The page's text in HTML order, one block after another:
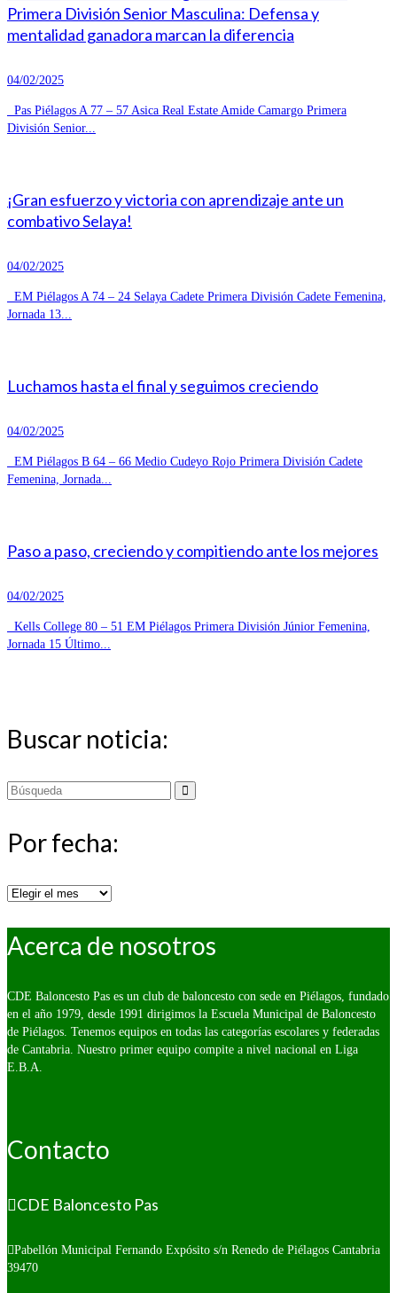
Primera División Senior Masculina: Defensa y
mentalidad ganadora marcan la diferencia
04/02/2025
Pas Piélagos A 77 – 57 Asica Real Estate Amide Camargo Primera
División Senior...
¡Gran esfuerzo y victoria con aprendizaje ante un
combativo Selaya!
04/02/2025
EM Piélagos A 74 – 24 Selaya Cadete Primera División Cadete Femenina,
Jornada 13...
Luchamos hasta el final y seguimos creciendo
04/02/2025
EM Piélagos B 64 – 66 Medio Cudeyo Rojo Primera División Cadete
Femenina, Jornada...
Paso a paso, creciendo y compitiendo ante los mejores
04/02/2025
Kells College 80 – 51 EM Piélagos Primera División Júnior Femenina,
Jornada 15 Último...
Buscar noticia:
Buscar
Por fecha:
Por
Acerca de nosotros
CDE Baloncesto Pas es un club de baloncesto con sede en Piélagos, fundado
en el año 1979, desde 1991 dirigimos la Escuela Municipal de Baloncesto
de Piélagos. Tenemos equipos en todas las categorías escolares y federadas
de Cantabria. Nuestro primer equipo compite a nivel nacional en Liga
E.B.A.
Contacto
CDE Baloncesto Pas
Pabellón Municipal Fernando Expósito s/n Renedo de Piélagos Cantabria
39470